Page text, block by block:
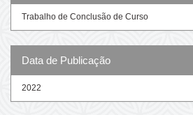
Trabalho de Conclusão de Curso
Data de Publicação
2022